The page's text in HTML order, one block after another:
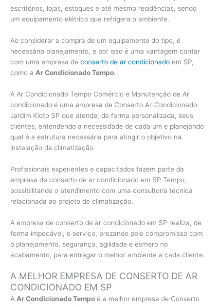
escritórios, lojas, estoques e até mesmo residências, sendo
um equipamento elétrico que refrigera o ambiente.
Ao considerar a compra de um equipamento do tipo, é
necessário planejamento, e por isso é uma vantagem contar
com uma empresa deconserto de ar condicionado em SP,
como a Ar Condicionado Tempo.
A Ar Condicionado Tempo Comércio e Manutenção de Ar
condicionado é uma empresa de Conserto Ar-Condicionado
Jardim Kioto SP que atende, de forma personalizada, seus
clientes, entendendo a necessidade de cada um e planejando
qual é a estrutura necessária para atingir o objetivo na
instalação da climatização.
Profissionais experientes e capacitados fazem parte da
empresa de conserto de ar condicionado em SP Tempo,
possibilitando o atendimento com uma consultoria técnica
relacionada ao projeto de climatização.
A empresa de conserto de ar condicionado em SP realiza, de
forma impecável, o serviço, prezando pelo compromisso com
o planejamento, segurança, agilidade e esmero no
acabamento, para entregar o melhor ambiente a cada cliente.
A MELHOR EMPRESA DE CONSERTO DE AR
CONDICIONADO EM SP
A Ar Condicionado Tempo é a melhor empresa de Conserto